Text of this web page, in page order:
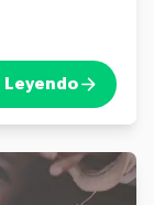
Leyendo